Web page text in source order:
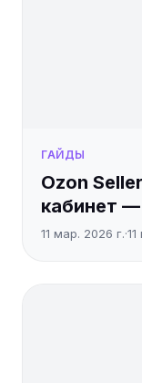
ГАЙДЫ
Ozon
кабинет
11 мар. 2026 г.·11